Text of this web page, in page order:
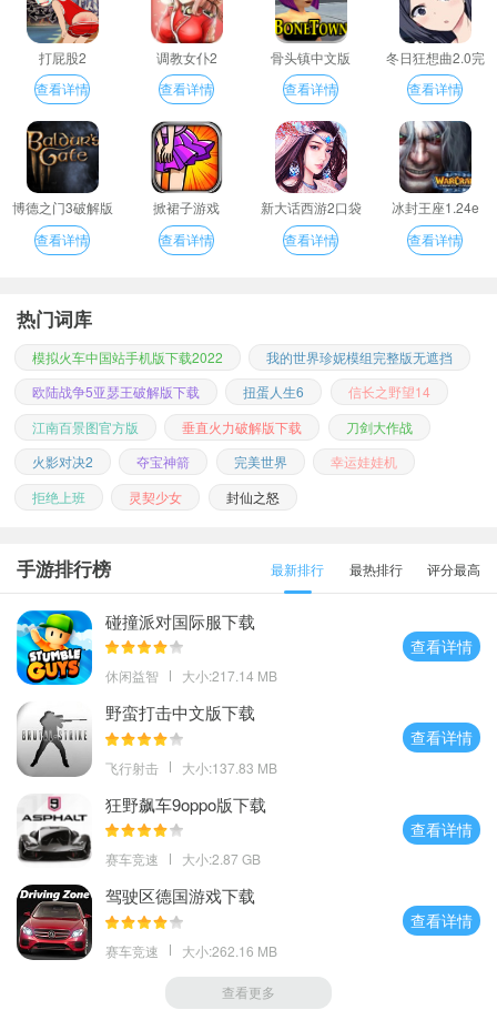
打屁股2
查看详情
调教女仆2
查看详情
骨头镇中文版
查看详情
冬日狂想曲2.0完
整汉化版
查看详情
博德之门3破解版
查看详情
掀裙子游戏
查看详情
新大话西游2口袋
版
查看详情
冰封王座1.24e
查看详情
热门词库
模拟火车中国站手机版下载2022
我的世界珍妮模组完整版无遮挡
欧陆战争5亚瑟王破解版下载
扭蛋人生6
信长之野望14
江南百景图官方版
垂直火力破解版下载
刀剑大作战
火影对决2
夺宝神箭 完美世界
幸运娃娃机
拒绝上班
灵契少女 封仙之怒
手游排行榜 最新排行 最热排行 评分最高
碰撞派对国际服下载
休闲益智 大小:217.14 MB
查看详情
野蛮打击中文版下载
飞行射击 大小:137.83 MB
查看详情
狂野飙车9oppo版下载
赛车竞速 大小:2.87 GB
查看详情
驾驶区德国游戏下载
赛车竞速 大小:262.16 MB
查看详情
查看更多